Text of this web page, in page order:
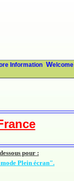
Information Welcome
pour :
Plein écran".